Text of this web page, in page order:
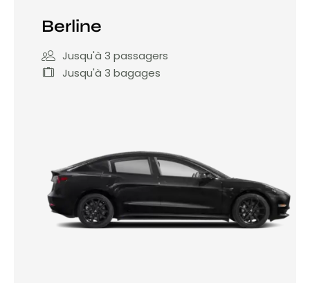
Berline
Jusqu'à 3 passagers
Jusqu'à 3 bagages